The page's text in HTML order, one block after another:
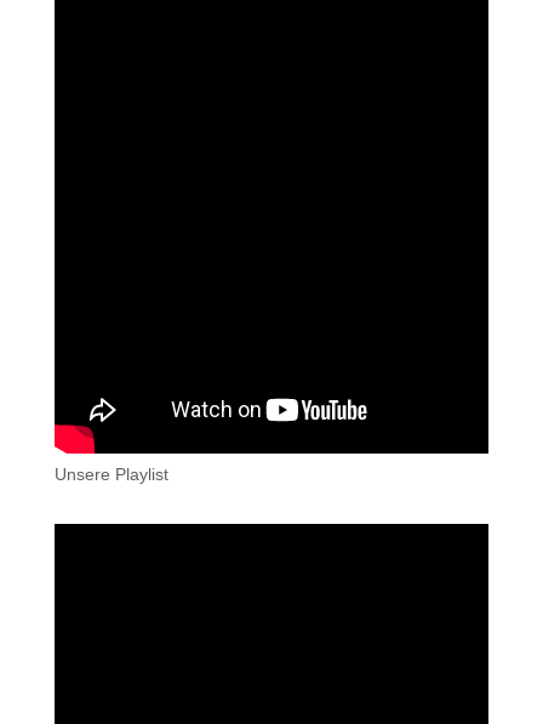
Unsere Playlist